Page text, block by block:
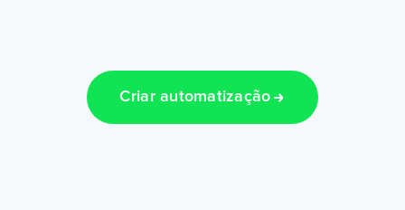
Criar automatização